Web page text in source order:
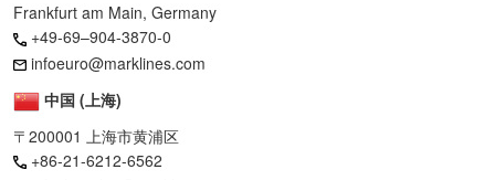
Frankfurt am Main, Germany
+49-69–904-3870-0
infoeuro@marklines.com
中国 (上海)
〒200001 上海市黄浦区
+86-21-6212-6562